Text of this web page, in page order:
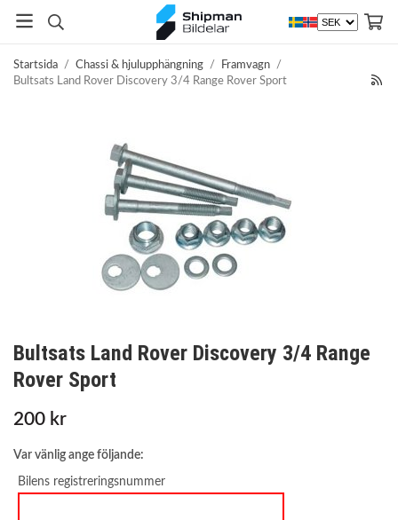
Startsida / Chassi & hjulupphängning / Framvagn /
Bultsats Land Rover Discovery 3/4 Range Rover Sport
Bultsats Land Rover Discovery 3/4 Range
Rover Sport
200 kr
Var vänlig ange följande:
Bilens registreringsnummer